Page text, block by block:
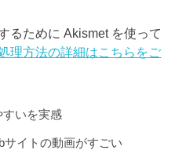
るために Akismet を使って
理方法の詳細はこちらをご
すいを実感
サイトの動画がすごい